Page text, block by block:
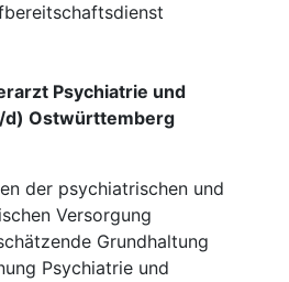
Psychiatrie und
d) Ostwürttemberg
der psychiatrischen und
Versorgung
Grundhaltung
Psychiatrie und